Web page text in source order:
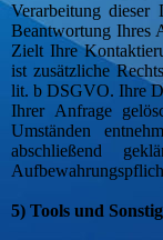
Verarbeitung dieser
Beantwortung Ihres
Zielt Ihre
ist zusätzliche
lit. b DSGVO. Ihre
Ihrer Anfrage
Umständen
abschließend
5) Tools und